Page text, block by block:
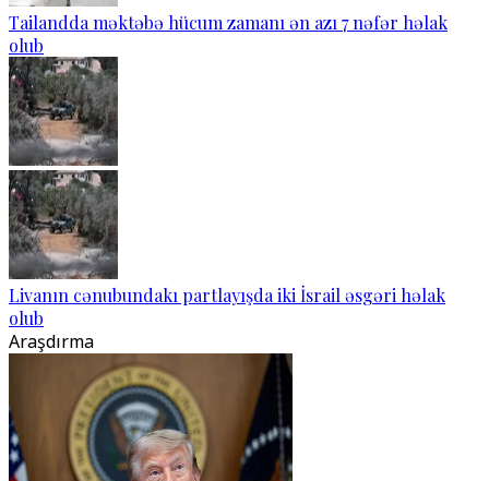
Tailandda məktəbə hücum zamanı ən azı 7 nəfər həlak
olub
Livanın cənubundakı partlayışda iki İsrail əsgəri həlak
olub
Araşdırma